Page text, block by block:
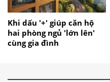
Khi dấu '+' giúp căn hộ
hai phòng ngủ 'lớn lên'
cùng gia đình